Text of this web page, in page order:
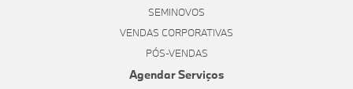
SEMINOVOS
VENDAS CORPORATIVAS
PÓS-VENDAS
Agendar Serviços